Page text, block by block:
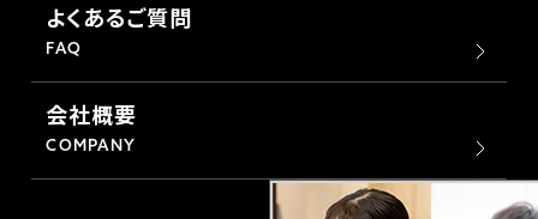
よくあるご質問
FAQ
会社概要
COMPANY